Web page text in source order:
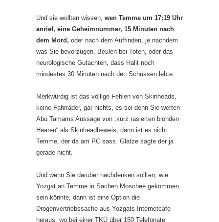
Und sie wollten wissen, wen Temme um 17:19 Uhr
anrief, eine Geheimnummer, 15 Minuten nach
dem Mord, oder nach dem Auffinden, je nachdem
was Sie bevorzugen. Beulen bei Toten, oder das
neurologische Gutachten, dass Halit noch
mindestes 30 Minuten nach den Schüssen lebte.
Merkwürdig ist das völlige Fehlen von Skinheads,
keine Fahrräder, gar nichts, es sei denn Sie werten
Abu Tamams Aussage von „kurz rasierten blonden
Haaren“ als Skinheadbeweis, dann ist es nicht
Temme, der da am PC sass. Glatze sagte der ja
gerade nicht.
Und wenn Sie darüber nachdenken sollten, wie
Yozgat an Temme in Sachen Moschee gekommen
sein könnte, dann ist eine Option die
Drogenvertriebssache aus Yozgats Internetcafe
heraus, wo bei einer TKÜ über 150 Telefonate